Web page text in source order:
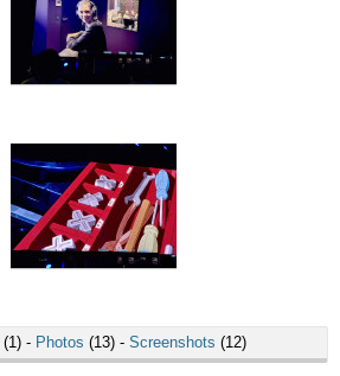
(1) - Photos (13) - Screenshots (12)